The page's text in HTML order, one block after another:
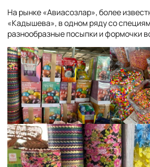
На рынке «Авиасозлар», более
«Кадышева», в одном ряду со
разнообразные посыпки и формочки